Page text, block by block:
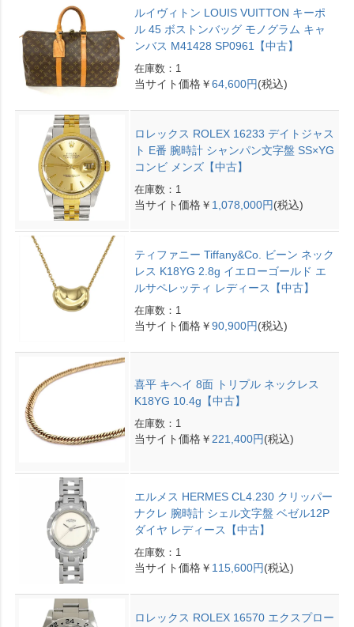
ルイヴィトン LOUIS VUITTON キーポ
ル 45 ボストンバッグ モノグラム キャ
ンバス M41428 SP0961【中古】
在庫数：1
当サイト価格￥64,600円(税込)
ロレックス ROLEX 16233 デイトジャス
ト E番 腕時計 シャンパン文字盤 SS×YG
コンビ メンズ【中古】
在庫数：1
当サイト価格￥ 1,078,000円(税込)
ティファニー Tiffany&Co. ビーン ネック
レス K18YG 2.8g イエローゴールド エ
ルサペレッティ レディース【中古】
在庫数：1
当サイト価格￥90,900円(税込)
喜平 キヘイ 8面 トリプル ネックレス
K18YG 10.4g【中古】
在庫数：1
当サイト価格￥ 221,400円(税込)
エルメス HERMES CL4.230 クリッパー
ナクレ 腕時計 シェル文字盤 ベゼル12P
ダイヤ レディース【中古】
在庫数：1
当サイト価格￥ 115,600円(税込)
ロレックス ROLEX 16570 エクスプロー